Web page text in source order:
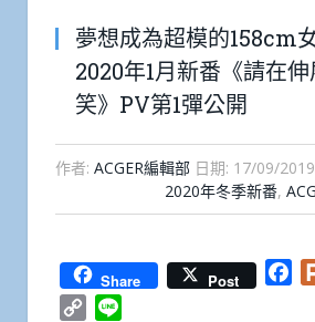
夢想成為超模的158cm
2020年1月新番《請在
笑》PV第1彈公開
作者: ACGER編輯部 日期: 17/09/2019
2020年冬季新番,
Share Post
Copy